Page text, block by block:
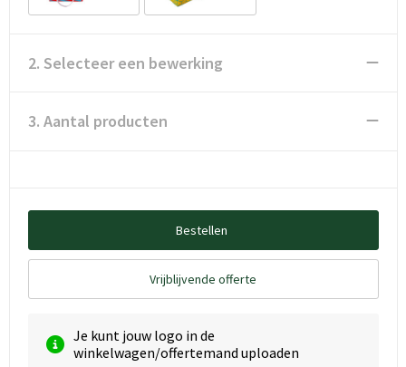
2. Selecteer een bewerking
3. Aantal producten
Bestellen
Vrijblijvende offerte
Je kunt jouw logo in de
winkelwagen/offertemand uploaden